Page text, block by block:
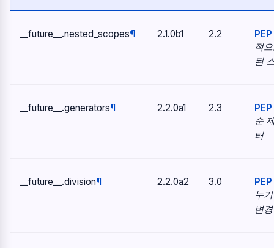
__future__.nested_scopes¶ 2.1.0b1 2.2
적
된
__future__.generators¶ 2.2.0a1 2.3
순
터
__future__.division¶ 2.2.0a2 3.0
누
변경